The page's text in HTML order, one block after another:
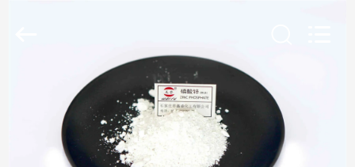
ДОМОЙ
ПРОДУКТЫ